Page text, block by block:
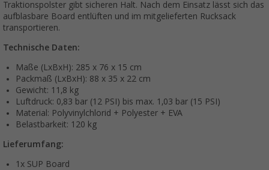
Traktionspolster gibt sicheren Halt. Nach dem Einsatz lässt sich das
aufblasbare Board entlüften und im mitgelieferten Rucksack
transportieren.
Technische Daten:
Maße (LxBxH): 285 x 76 x 15 cm
Packmaß (LxBxH): 88 x 35 x 22 cm
Gewicht: 11,8 kg
Luftdruck: 0,83 bar (12 PSI) bis max. 1,03 bar (15 PSI)
Material: Polyvinylchlorid + Polyester + EVA
Belastbarkeit: 120 kg
Lieferumfang:
1x SUP Board